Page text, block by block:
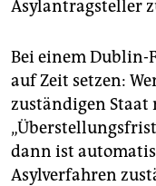
Asylantragsteller
Bei einem Dublin-
auf Zeit setzen:
zuständigen
dann ist
Asylverfahren